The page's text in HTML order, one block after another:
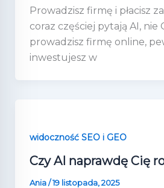
Prowadzisz firmę i płacisz
coraz częściej pytają AI, nie
prowadzisz firmę online,
inwestujesz w
widoczność SEO i GEO
Czy AI naprawdę Cię
Ania/19 listopada, 2025